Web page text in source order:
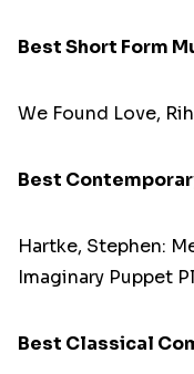
Best Short Form
We Found Love,
Best
Hartke, Stephen:
Imaginary Puppet
Best Classical